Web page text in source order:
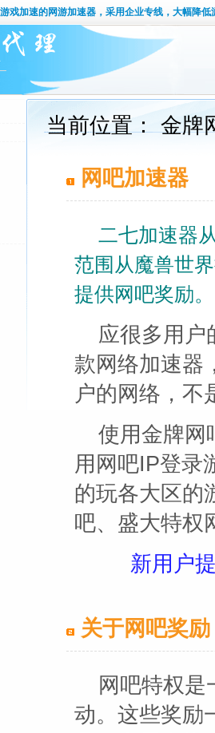
戏加速的网游加速器，采用企业专线，大幅降低
当前位置： 金牌
网吧加速器
二七加速器
范围从魔兽世
提供网吧奖励。
应很多用户
款网络加速器
户的网络，不
使用金牌网
用网吧IP登录
的玩各大区的
吧、盛大特权
新用户
关于网吧奖励
网吧特权
动。这些奖励